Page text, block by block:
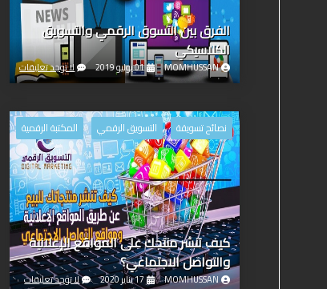
الفرق بين التسوق الرقمي والتسويق
الكلاسيكي
MOMHUSSAN 01 يوليو 2019 لا توجد تعليقات
نصائح تسويقة التسويق الرقمي المكتبة الرقمية
كيف تنشر منتجك على المواقع الإعلانية
والتواصل الاجتماعي؟
MOMHUSSAN 17 يناير 2020 لا توجد تعليقات